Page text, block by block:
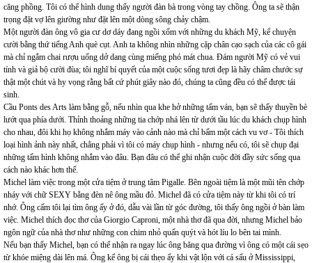
căng phồng. Tôi có thể hình dung thấy người đàn bà trong vòng tay chồng. Ông ta sẽ thận
trọng đặt vợ lên giường như đặt lên một dòng sông chảy chậm.
Một người đàn ông vô gia cư dơ dáy đang ngồi xổm với những du khách Mỹ, kể chuyện
cười bằng thứ tiếng Anh què cụt. Anh ta không nhìn những cặp chân cạo sạch của các cô gái
mà chỉ ngắm chai rượu uống dở dang cùng miếng phó mát chua. Đám người Mỹ có vẻ vui
tính và giả bộ cười đùa; tôi nghĩ bí quyết của một cuộc sống tươi đẹp là hãy châm chước sự
thật một chút và hy vọng rằng bất cứ phút giây nào đó, chúng ta cũng đều có thể được tái
sinh.
Cầu Ponts des Arts làm bằng gỗ, nếu nhìn qua khe hở những tấm ván, bạn sẽ thấy thuyền bè
lướt qua phía dưới. Thỉnh thoảng những tia chớp nhá lên từ dưới tầu lúc du khách chụp hình
cho nhau, đôi khi họ không nhắm máy vào cảnh nào mà chỉ bấm một cách vu vơ - Tôi thích
loại hình ảnh này nhất, chẳng phải vì tôi có máy chụp hình - nhưng nếu có, tôi sẽ chụp đại
những tấm hình không nhắm vào đâu. Bạn đâu có thể ghi nhận cuộc đời đầy sức sống qua
cách nào khác hơn thế.
Michel làm việc trong một cửa tiệm ở trung tâm Pigalle. Bên ngoài tiệm là một mũi tên chớp
nháy với chữ SEXY bằng đèn nê ông mầu đỏ. Michel đã có cửa tiệm này từ khi tôi có trí
nhớ. Ông cấm tôi lại tìm ông ấy ở đó, dẫu vài lần từ góc đường, tôi thấy ông ngồi ở bàn làm
việc. Michel thích đọc thơ của Giorgio Caproni, một nhà thơ đã qua đời, nhưng Michel bảo
ngôn ngữ của nhà thơ như những con chim nhỏ quấn quýt và hót líu lo bên tai mình.
Nếu bạn thấy Michel, bạn có thể nhận ra ngay lúc ông băng qua đường vì ông có một cái sẹo
từ khóe miệng dài lên má. Ông kể ông bị cái thẹo ấy khi vật lộn với cá sấu ở Mississippi,